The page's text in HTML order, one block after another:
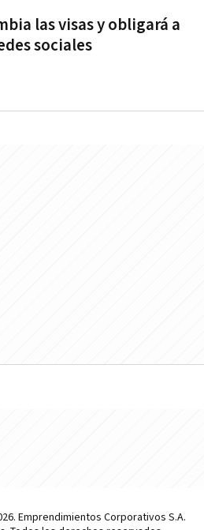
las visas y obligará a
sociales
Emprendimientos Corporativos S.A.